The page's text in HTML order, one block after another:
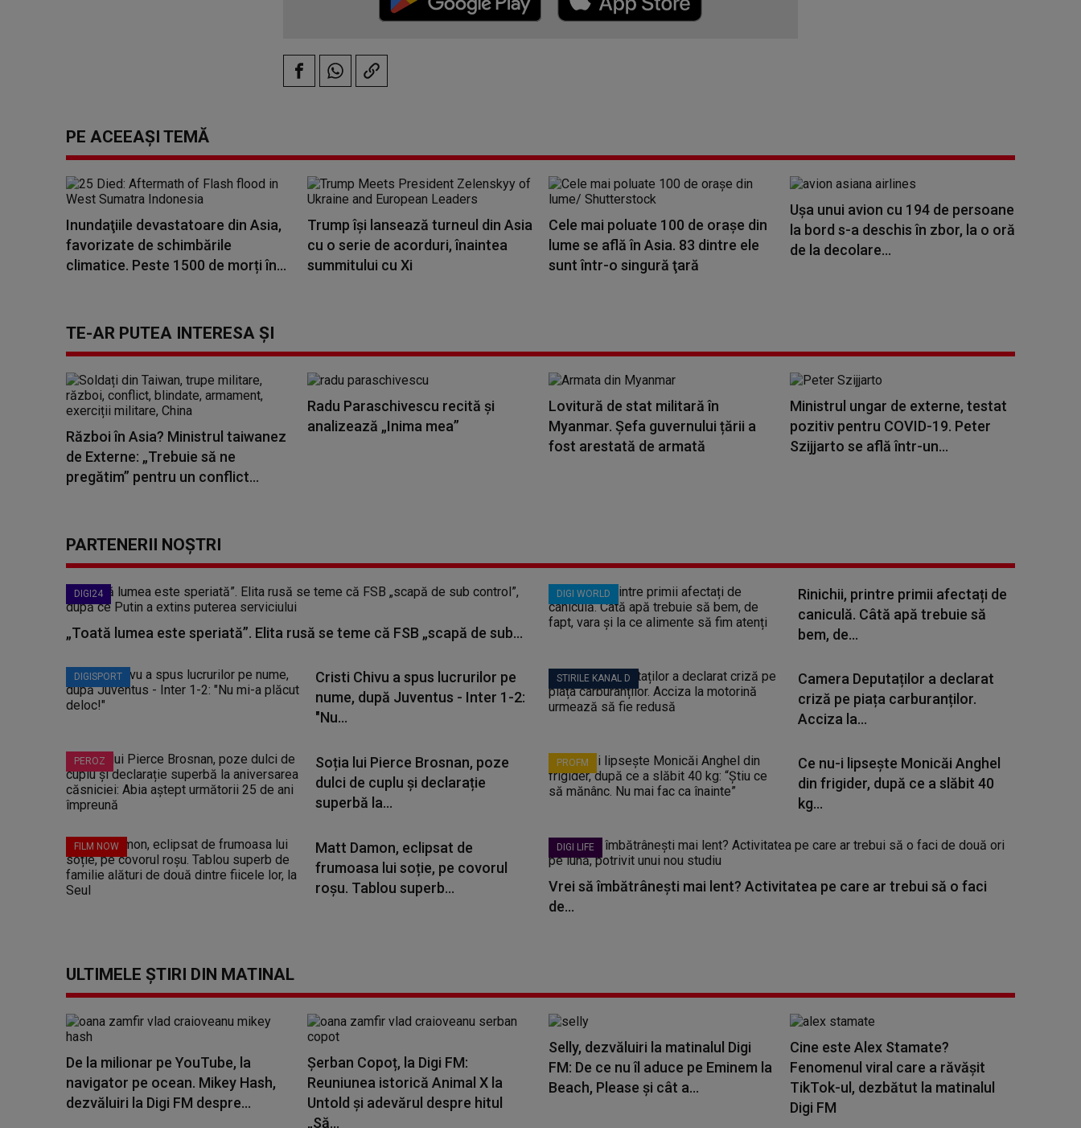
PE ACEEAȘI TEMĂ
Inundaţiile devastatoare din Asia,
favorizate de schimbările
climatice. Peste 1500 de morți în...
Trump îşi lansează turneul din Asia
cu o serie de acorduri, înaintea
summitului cu Xi
Cele mai poluate 100 de oraşe din
lume se află în Asia. 83 dintre ele
sunt într-o singură ţară
Ușa unui avion cu 194 de persoane
la bord s-a deschis în zbor, la o oră
de la decolare...
TE-AR PUTEA INTERESA ȘI
Război în Asia? Ministrul taiwanez
de Externe: „Trebuie să ne
pregătim” pentru un conflict...
Radu Paraschivescu recită și
analizează „Inima mea”
Lovitură de stat militară în
Myanmar. Șefa guvernului țării a
fost arestată de armată
Ministrul ungar de externe, testat
pozitiv pentru COVID-19. Peter
Szijjarto se află într-un...
PARTENERII NOȘTRI
DIGI24
„Toată lumea este speriată”. Elita rusă se teme că FSB „scapă de sub...
DIGISPORT
Cristi Chivu a spus lucrurilor pe
nume, după Juventus - Inter 1-2:
"Nu...
PEROZ
Soția lui Pierce Brosnan, poze
dulci de cuplu și declarație
superbă la...
FILM NOW
Matt Damon, eclipsat de
frumoasa lui soție, pe covorul
roșu. Tablou superb...
DIGI WORLD
Rinichii, printre primii afectați de
caniculă. Câtă apă trebuie să
bem, de...
STIRILE KANAL D
Camera Deputaților a declarat
criză pe piața carburanților.
Acciza la...
PROFM
Ce nu-i lipsește Monicăi Anghel
din frigider, după ce a slăbit 40
kg...
DIGI LIFE
Vrei să îmbătrânești mai lent? Activitatea pe care ar trebui să o faci
de...
ULTIMELE ȘTIRI DIN MATINAL
De la milionar pe YouTube, la
navigator pe ocean. Mikey Hash,
dezvăluiri la Digi FM despre...
Șerban Copoț, la Digi FM:
Reuniunea istorică Animal X la
Untold și adevărul despre hitul
„Să...
Selly, dezvăluiri la matinalul Digi
FM: De ce nu îl aduce pe Eminem la
Beach, Please și cât a...
Cine este Alex Stamate?
Fenomenul viral care a răvășit
TikTok-ul, dezbătut la matinalul
Digi FM